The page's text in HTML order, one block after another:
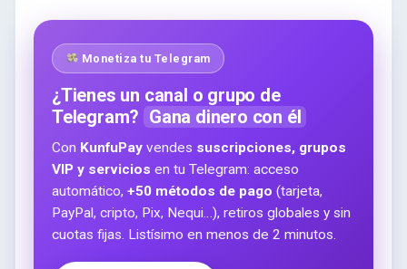
Monetiza tu Telegram
¿Tienes un canal o grupo de
Telegram? Gana dinero con él
Con KunfuPay vendes suscripciones, grupos
VIP y servicios en tu Telegram: acceso
automático, +50 métodos de pago (tarjeta,
PayPal, cripto, Pix, Nequi…), retiros globales y sin
cuotas fijas. Listísimo en menos de 2 minutos.